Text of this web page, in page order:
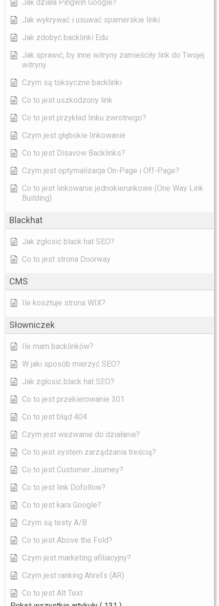
Jak działa Pingwin Google?
Jak wykrywać i usuwać spamerskie linki
Jak zdobyć backlinki Edu
Jak sprawić, by inne witryny zamieściły link do Twojej
witryny
Czym są toksyczne backlinki
Co to jest uszkodzony link
Co to jest przykład linku zwrotnego?
Czym jest głębokie linkowanie
Co to jest Disavow Backlinks?
Czym jest optymalizacja On-Page i Off-Page?
Co to jest linkowanie jednokierunkowe (One Way Link
Building)
Blackhat
Jak zgłosić black hat SEO?
Co to jest strona Doorway
CMS
Ile kosztuje strona WIX?
Słowniczek
Ile mam backlinków?
W jaki sposób mierzyć SEO?
Jak zgłosić black hat SEO?
Co to jest przekierowanie 301
Co to jest błąd 404
Czym jest wezwanie do działania?
Co to jest system zarządzania treścią?
Co to jest Customer Journey?
Co to jest link Dofollow?
Co to jest kara Google?
Czym są testy A/B
Co to jest Above the Fold?
Czym jest marketing afiliacyjny?
Czym jest ranking Ahrefs (AR)
Co to jest Alt Text